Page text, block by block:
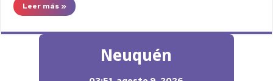
Leer más »
Neuquén